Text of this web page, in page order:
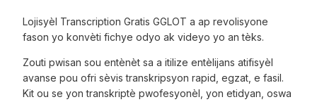
Lojisyèl Transcription Gratis GGLOT a ap revolisyone
fason yo konvèti fichye odyo ak videyo yo an tèks.
Zouti pwisan sou entènèt sa a itilize entèlijans atifisyèl
avanse pou ofri sèvis transkripsyon rapid, egzat, e fasil.
Kit ou se yon transkriptè pwofesyonèl, yon etidyan, oswa